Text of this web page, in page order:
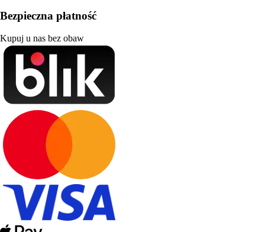
Bezpieczna płatność
Kupuj u nas bez obaw